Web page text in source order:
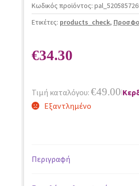
Κωδικός προϊόντος:
Ετικέτες: products_check,
€34.30
Τιμή καταλόγου: €49.00|
Εξαντλημένο
Περιγραφή